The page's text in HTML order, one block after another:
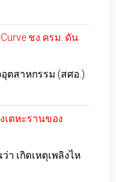
ชง ครม. ดัน
ตสาหกรรม (สศอ.)
เตหะรานของ
า เกิดเหตุเพลิงไห